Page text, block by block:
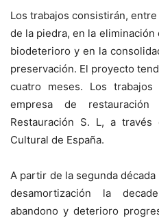
Los trabajos consistirán,
de la piedra, en la
biodeterioro y en la
preservación. El proyecto
cuatro meses. Los
empresa de restauración
Restauración S. L, a
Cultural de España.
A partir de la segunda
desamortización la
abandono y deterioro